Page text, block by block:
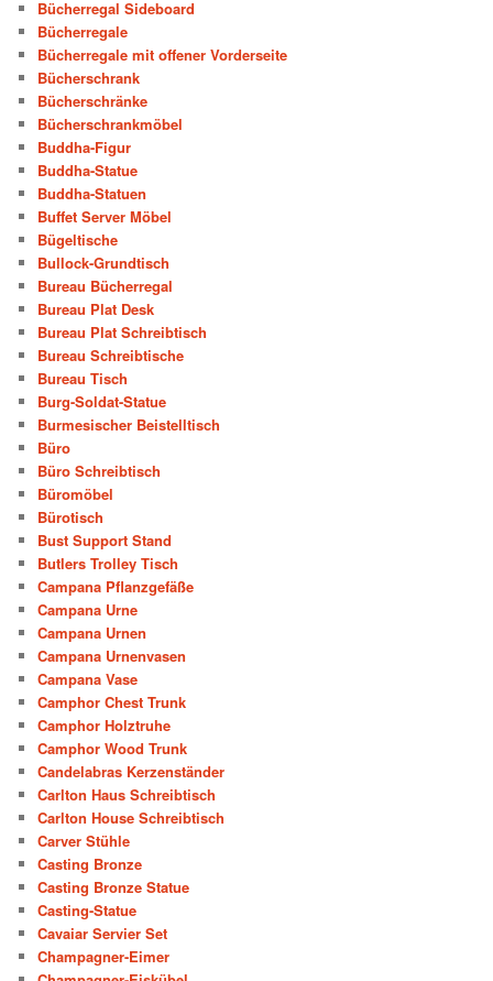
Bücherregal Sideboard
Bücherregale
Bücherregale mit offener Vorderseite
Bücherschrank
Bücherschränke
Bücherschrankmöbel
Buddha-Figur
Buddha-Statue
Buddha-Statuen
Buffet Server Möbel
Bügeltische
Bullock-Grundtisch
Bureau Bücherregal
Bureau Plat Desk
Bureau Plat Schreibtisch
Bureau Schreibtische
Bureau Tisch
Burg-Soldat-Statue
Burmesischer Beistelltisch
Büro
Büro Schreibtisch
Büromöbel
Bürotisch
Bust Support Stand
Butlers Trolley Tisch
Campana Pflanzgefäße
Campana Urne
Campana Urnen
Campana Urnenvasen
Campana Vase
Camphor Chest Trunk
Camphor Holztruhe
Camphor Wood Trunk
Candelabras Kerzenständer
Carlton Haus Schreibtisch
Carlton House Schreibtisch
Carver Stühle
Casting Bronze
Casting Bronze Statue
Casting-Statue
Cavaiar Servier Set
Champagner-Eimer